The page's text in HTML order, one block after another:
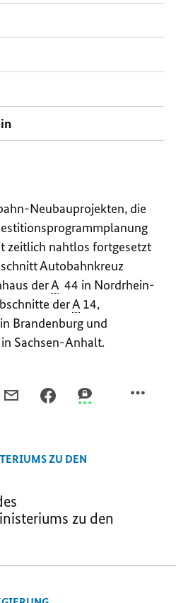
Neubauprojekten, die
zeitlich nahtlos fortgesetzt
Autobahnkreuz
derA44 in Nordrhein-
derA14,
Brandenburg und
Sachsen-Anhalt.
STARTSCHUSS
IM
FÜR
STRASSENVERKEHR
ZU DEN
zu den